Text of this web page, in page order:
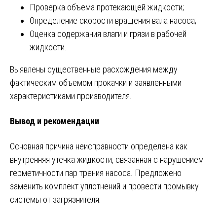
Проверка объема протекающей жидкости;
Определение скорости вращения вала насоса;
Оценка содержания влаги и грязи в рабочей
жидкости.
Выявлены существенные расхождения между
фактическим объемом прокачки и заявленными
характеристиками производителя.
Вывод и рекомендации
Основная причина неисправности определена как
внутренняя утечка жидкости, связанная с нарушением
герметичности пар трения насоса. Предложено
заменить комплект уплотнений и провести промывку
системы от загрязнителя.